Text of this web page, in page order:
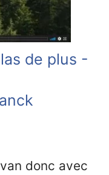
de plus -
donc avec